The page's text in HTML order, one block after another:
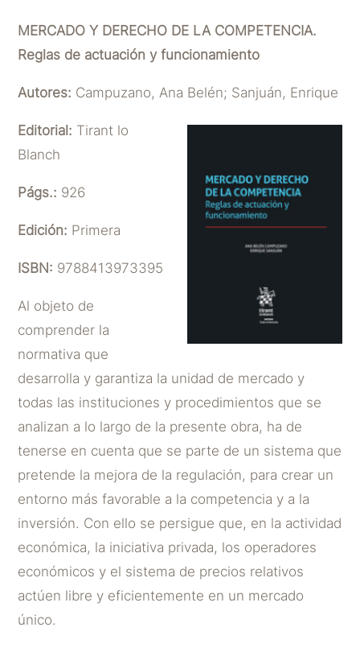
MERCADO Y DERECHO DE LA COMPETENCIA.
Reglas de actuación y funcionamiento
Autores: Campuzano, Ana Belén; Sanjuán, Enrique
Editorial: Tirant lo
Blanch
Págs.: 926
Edición: Primera
ISBN: 9788413973395
Al objeto de
comprender la
normativa que
desarrolla y garantiza la unidad de mercado y
todas las instituciones y procedimientos que se
analizan a lo largo de la presente obra, ha de
tenerse en cuenta que se parte de un sistema que
pretende la mejora de la regulación, para crear un
entorno más favorable a la competencia y a la
inversión. Con ello se persigue que, en la actividad
económica, la iniciativa privada, los operadores
económicos y el sistema de precios relativos
actúen libre y eficientemente en un mercado
único.